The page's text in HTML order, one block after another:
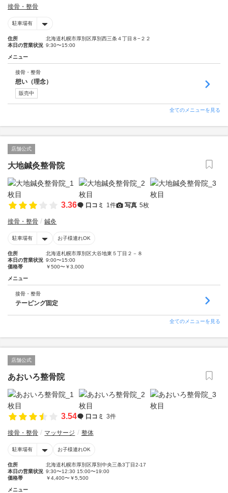
接骨・整骨
駐車場有
住所
北海道札幌市厚別区厚別西三条４丁目８−２２
本日の営業状況 9:30〜15:00
メニュー
接骨・整骨
想い（理念）
販売中
全てのメニューを見る
店舗公式
大地鍼灸整骨院
3.36 口コミ 1件 写真 5枚
接骨・整骨 鍼灸
駐車場有 お子様連れOK
住所
北海道札幌市厚別区大谷地東５丁目２－８
本日の営業状況 9:00〜15:00
価格帯
￥500〜￥3,000
メニュー
接骨・整骨
テーピング固定
全てのメニューを見る
店舗公式
あおいろ整骨院
3.54 口コミ 3件
接骨・整骨 マッサージ 整体
駐車場有 お子様連れOK
住所
北海道札幌市厚別区厚別中央三条3丁目2-17
本日の営業状況 9:30〜12:30 15:00〜19:00
価格帯
￥4,400〜￥5,500
メニュー